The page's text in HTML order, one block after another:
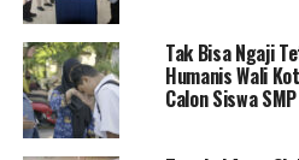
Tepat Rabu (13/07/2022)
baiknya itu, dengan
organisasi masyarakat
Dan cara Marten menciptakan
Tak Bisa Ngaji
Humanis Wali
Calon Siswa SMP